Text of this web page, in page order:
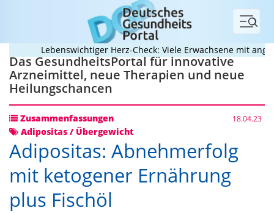
Menü
Lebenswichtiger Herz-Check: Viele Erwachsene mit
Das GesundheitsPortal für innovative
Arzneimittel, neue Therapien und neue
Heilungschancen
Zusammenfassungen 18.04.23
Adipositas / Übergewicht
Adipositas: Abnehmerfolg
mit ketogener Ernährung
plus Fischöl